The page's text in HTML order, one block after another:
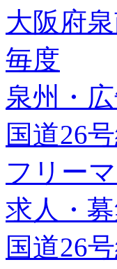
大阪府
毎度
泉州・
国道26
フリー
求人・
国道26